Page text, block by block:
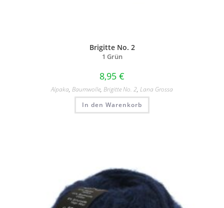
Brigitte No. 2
1 Grün
8,95 €
Alpaka, Baumwolle, Brigitte No. 2, Lana Grossa
In den Warenkorb